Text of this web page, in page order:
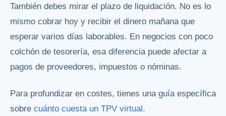
También debes mirar el plazo de liquidación. No es lo
mismo cobrar hoy y recibir el dinero mañana que
esperar varios días laborables. En negocios con poco
colchón de tesorería, esa diferencia puede afectar a
pagos de proveedores, impuestos o nóminas.
Para profundizar en costes, tienes una guía específica
sobre cuánto cuesta un TPV virtual.